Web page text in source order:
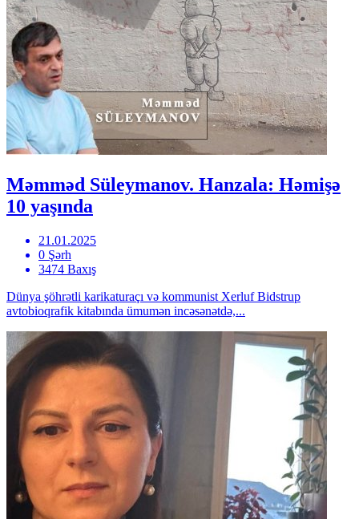
Məmməd Süleymanov. Hanzala: Həmişə
10 yaşında
21.01.2025
0 Şərh
3474 Baxış
Dünya şöhrətli karikaturaçı və kommunist Xerluf Bidstrup
avtobioqrafik kitabında ümumən incəsənətdə,...